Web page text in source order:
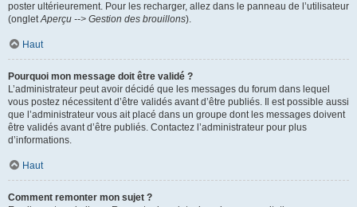
poster ultérieurement. Pour les recharger, allez dans le panneau de l’utilisateur
(ongletAperçu --> Gestion des brouillons).
Haut
Pourquoi mon message doit être validé ?
L’administrateur peut avoir décidé que les messages du forum dans lequel
vous postez nécessitent d’être validés avant d’être publiés. Il est possible aussi
que l’administrateur vous ait placé dans un groupe dont les messages doivent
être validés avant d’être publiés. Contactez l’administrateur pour plus
d’informations.
Haut
Comment remonter mon sujet ?